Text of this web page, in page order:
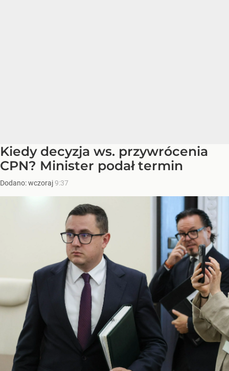
Kiedy decyzja ws. przywrócenia
CPN? Minister podał termin
Dodano:wczoraj9:37